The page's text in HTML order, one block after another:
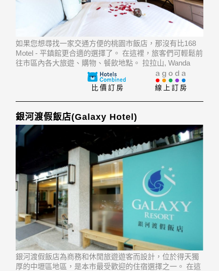
如果您想尋找一家交通方便的桃園市飯店，那沒有比168
Motel - 平鎮館更合適的選擇了。 在這裡，旅客們可輕鬆前
往市區內各大旅遊、購物、餐飲地點。 拉拉山, Wanda
Night Market, 味全埔心牧場也近在咫尺。
線上訂房
比價訂房
銀河渡假飯店(Galaxy Hotel)
銀河渡假飯店為商務和休閒旅遊遊客而設計，位於得天獨
厚的中壢區地區，是本市最受歡迎的住宿選擇之一。 在這